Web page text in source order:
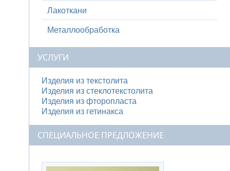
Лакоткани
Металлообработка
УСЛУГИ
Изделия из текстолита
Изделия из стеклотекстолита
Изделия из фторопласта
Изделия из гетинакса
СПЕЦИАЛЬНОЕ ПРЕДЛОЖЕНИЕ